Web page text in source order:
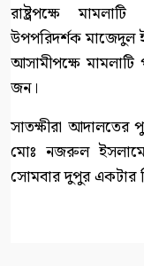
রাষ্ট্রপক্ষে
উপপরিদর্শক মাজেদুল
আসামীপক্ষে
জন।
সাতক্ষীরা আদালতের
মোঃ নজরুল
সোমবার দুপুর একটার